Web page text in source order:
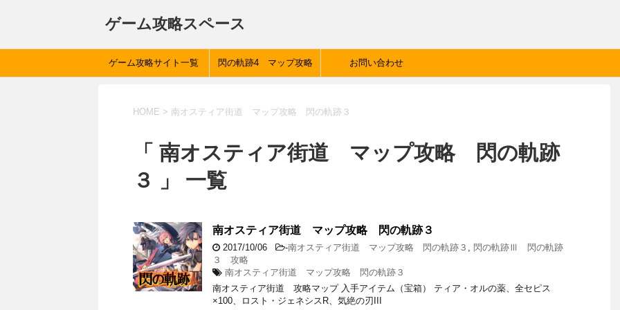
ゲーム攻略スペース
ゲーム攻略サイト一覧 閃の軌跡4 マップ攻略 お問い合わせ
HOME > 南オスティア街道 マップ攻略 閃の軌跡３
「 南オスティア街道 マップ攻略 閃の軌跡
３ 」 一覧
南オスティア街道 マップ攻略 閃の軌跡３
2017/10/06 -南オスティア街道 マップ攻略 閃の軌跡３ , 閃の軌跡Ⅲ 閃の軌跡
３ 攻略
南オスティア街道 マップ攻略 閃の軌跡３
南オスティア街道 攻略マップ 入手アイテム（宝箱） ティア・オルの薬、全セピス
×100、ロスト・ジェネシスR、気絶の刃III